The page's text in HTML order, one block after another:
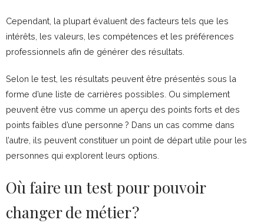
Cependant, la plupart évaluent des facteurs tels que les
intérêts, les valeurs, les compétences et les préférences
professionnels afin de générer des résultats.
Selon le test, les résultats peuvent être présentés sous la
forme d’une liste de carrières possibles. Ou simplement
peuvent être vus comme un aperçu des points forts et des
points faibles d’une personne ? Dans un cas comme dans
l’autre, ils peuvent constituer un point de départ utile pour les
personnes qui explorent leurs options.
Où faire un test pour pouvoir
changer de métier ?